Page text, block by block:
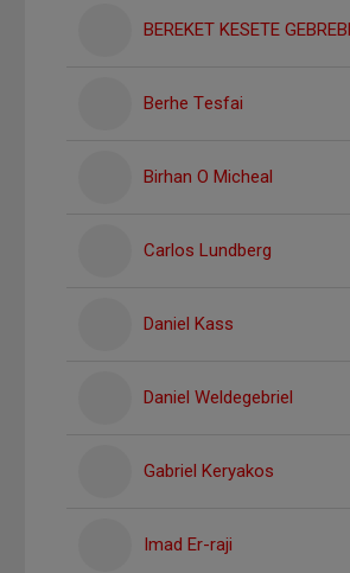
BEREKET KESETE
Berhe Tesfai
Birhan O Micheal
Carlos Lundberg
Daniel Kass
Daniel Weldegebriel
Gabriel Keryakos
Imad Er-raji